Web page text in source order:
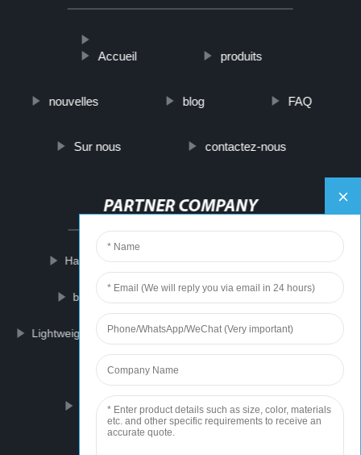
Accueil produits
nouvelles blog FAQ
Sur nous contactez-nous
PARTNER COMPANY
Набор инструментов для ремонта проколов
black wine bottles industry equipment
Lightweight Folding Table Electric Powered 4 Wheeler
Tab Teardrop Trailer
Diode Laser 808 Hair Removal Machine